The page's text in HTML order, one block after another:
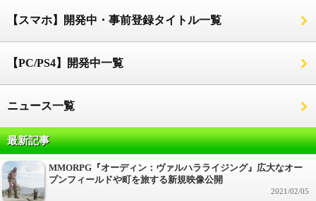
【スマホ】開発中・事前登録タイトル一覧
【PC/PS4】開発中一覧
ニュース一覧
最新記事
MMORPG『オーディン：ヴァルハラライジング』広大なオー
プンフィールドや町を旅する新規映像公開
2021/02/05